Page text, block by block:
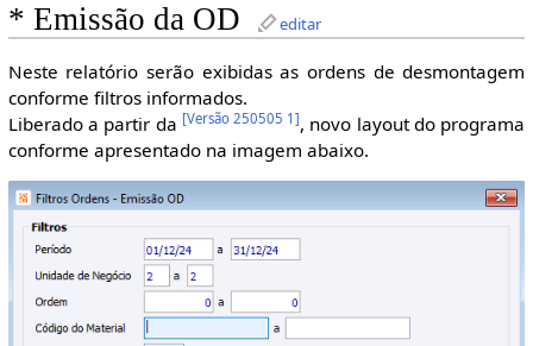
* Emissão da OD editar
Neste relatório serão exibidas as ordens de desmontagem
conforme filtros informados.
Liberado a partir da [Versão 250505 1], novo layout do programa
conforme apresentado na imagem abaixo.